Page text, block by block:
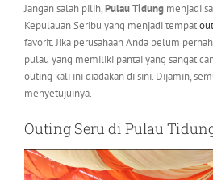
Jangan salah pilih,Pulau Tidung menjadi
Kepulauan Seribu yang menjadi tempat
favorit. Jika perusahaan Anda belum
pulau yang memiliki pantai yang sangat
outing kali ini diadakan di sini. Dijamin,
menyetujuinya.
Outing Seru di Pulau